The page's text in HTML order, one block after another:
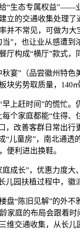
“生态专属权益”——
立的交通收集处理
并不常见，可做为
”，也让业从感遭
厅构成“横厅”款式
”（品尝徽州特色美
块劣势取质量，140
赶时间”的慌忙。仍
个家庭都能“住得
，改善客群日常出
“儿童房”，南北通
便利进出换鞋。
长”，优惠力度大、
儿园扶植过程中，
陈旧见解”的外不
家庭的布局会跟着
维交通收集，从长